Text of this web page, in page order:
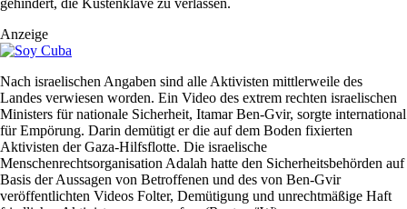
Anzeige
Nach israelischen Angaben ‌sind alle Aktivisten mittlerweile des
Landes verwiesen worden. Ein Video des extrem rechten israelischen
Ministers für nationale Sicherheit, Itamar Ben-Gvir, sorgte international
für ​Empörung. Darin demütigt er die auf dem ⁠Boden fixierten
Aktivisten der Gaza-Hilfsflotte. Die israelische
Menschenrechtsorganisation Adalah hatte den Sicherheitsbehörden auf
Basis der Aussagen von Betroffenen und des von Ben-Gvir
veröffentlichten Videos Folter, Demütigung und unrechtmäßige Haft